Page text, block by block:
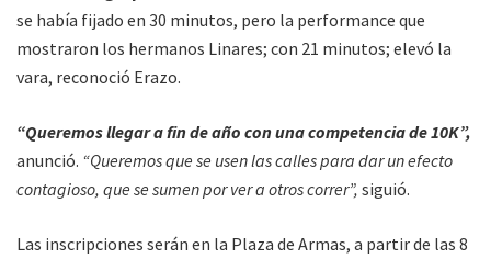
se había fijado en 30 minutos, pero la performance que
mostraron los hermanos Linares; con 21 minutos; elevó la
vara, reconoció Erazo.
“Queremos llegar a fin de año con una competencia de 10K”,
anunció. “Queremos que se usen las calles para dar un efecto
contagioso, que se sumen por ver a otros correr”, siguió.
Las inscripciones serán en la Plaza de Armas, a partir de las 8